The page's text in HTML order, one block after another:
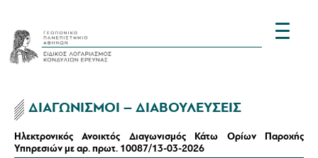
ΔΙΑΓΩΝΙΣΜΟΙ – ΔΙΑΒΟΥΛΕΥΣΕΙΣ
Ηλεκτρονικός Ανοικτός Διαγωνισμός Κάτω Ορίων Παροχής
Υπηρεσιών με αρ. πρωτ. 10087/13-03-2026